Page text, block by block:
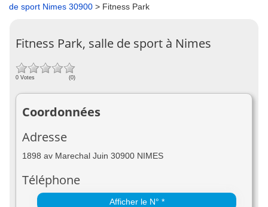
de sport Nimes 30900 > Fitness Park
Fitness Park, salle de sport à Nimes
0 Votes (0)
Coordonnées
Adresse
1898 av Marechal Juin 30900 NIMES
Téléphone
Afficher le N° *